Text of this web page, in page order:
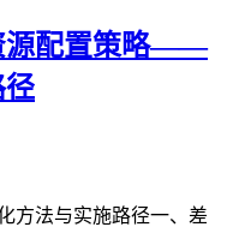
源配置策略——
径
方法与实施路径一、差